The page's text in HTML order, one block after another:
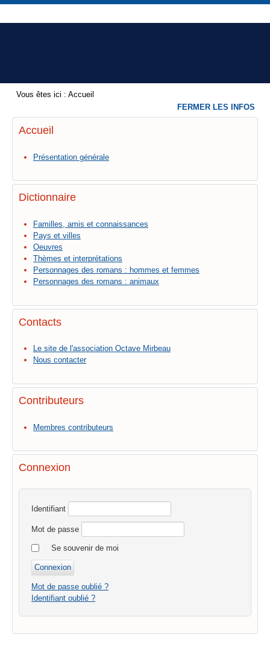
Vous êtes ici : Accueil
Accueil
Présentation générale
Dictionnaire
Familles, amis et connaissances
Pays et villes
Oeuvres
Thèmes et interprétations
Personnages des romans : hommes et femmes
Personnages des romans : animaux
Contacts
Le site de l'association Octave Mirbeau
Nous contacter
Contributeurs
Membres contributeurs
Connexion
Identifiant
Mot de passe
Se souvenir de moi
Mot de passe oublié ?
Identifiant oublié ?
FERMER LES INFOS